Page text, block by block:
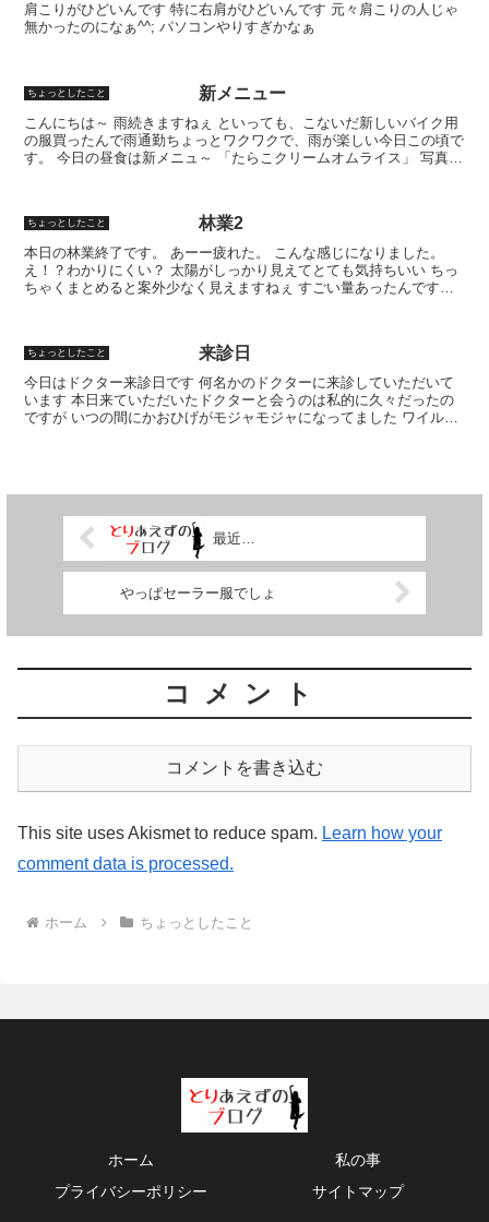
肩こりがひどいんです 特に右肩がひどいんです 元々肩こりの人じゃ
無かったのになぁ^^; パソコンやりすぎかなぁ
ちょっとしたこと 新メニュー
こんにちは～ 雨続きますねぇ といっても、こないだ新しいバイク用
の服買ったんで雨通勤ちょっとワクワクで、雨が楽しい今日この頃で
す。 今日の昼食は新メニュ～ 「たらこクリームオムライス」 写真撮
ちょっとしたこと 林業2
本日の林業終了です。 あーー疲れた。 こんな感じになりました。
え！？わかりにくい？ 太陽がしっかり見えてとても気持ちいい ちっ
ちゃくまとめると案外少なく見えますねぇ すごい量あったんです
ちょっとしたこと 来診日
今日はドクター来診日です 何名かのドクターに来診していただいて
います 本日来ていただいたドクターと会うのは私的に久々だったの
ですが いつの間にかおひげがモジャモジャになってました ワイルド
最近…
やっぱセーラー服でしょ
コメント
コメントを書き込む
This site uses Akismet to reduce spam. Learn how your
comment data is processed.
ホーム ちょっとしたこと
ホーム
私の事
プライバシーポリシー
サイトマップ